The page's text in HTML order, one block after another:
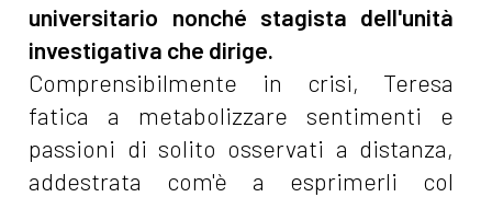
universitario nonché stagista dell'unità
investigativa che dirige.
Comprensibilmente in crisi, Teresa
fatica a metabolizzare sentimenti e
passioni di solito osservati a distanza,
addestrata com'è a esprimerli col